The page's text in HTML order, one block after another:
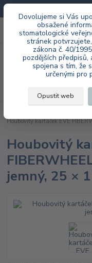
Dovolujeme si Vás
obsažené
stomatologické
stránek
zákona č. 40/
pozdějších předpisů,
spojena s tím, že
určenými pro
Opustit web
+420 603 985 555
Houbovitý kartáček EVE
Houbovitý
jemný, 25 ×